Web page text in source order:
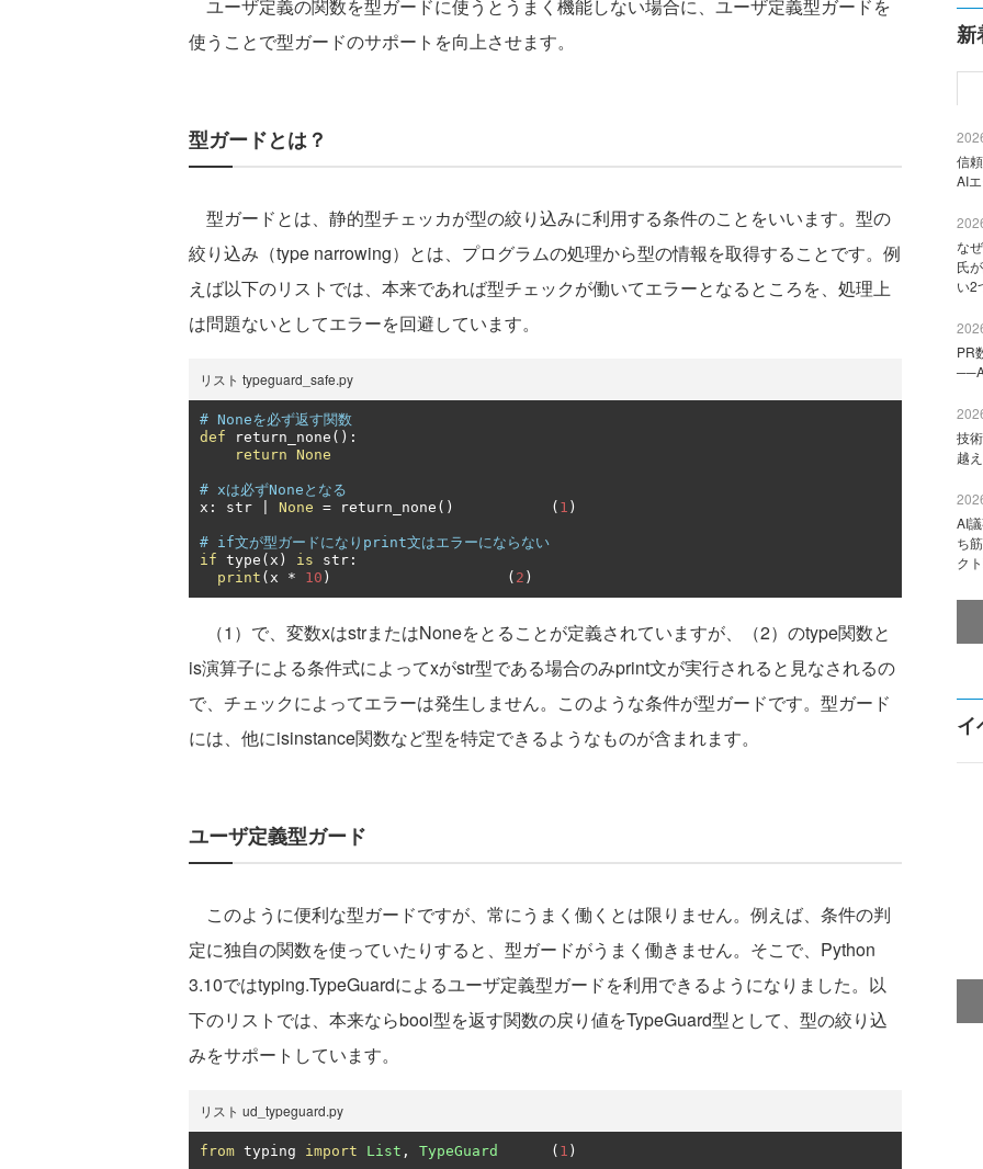
ユーザ定義の関数を型ガードに使うとうまく機能しない場合に、ユーザ定義型ガードを
使うことで型ガードのサポートを向上させます。
型ガードとは？
型ガードとは、静的型チェッカが型の絞り込みに利用する条件のことをいいます。型の
絞り込み（type narrowing）とは、プログラムの処理から型の情報を取得することです。例
えば以下のリストでは、本来であれば型チェックが働いてエラーとなるところを、処理上
は問題ないとしてエラーを回避しています。
リスト typeguard_safe.py
# Noneを必ず返す関数
def return_none ():
return
None
# xは必ずNoneとなる
x : str None = return_none () ( 1 )
# if文が型ガードになりprint文はエラーにならない
if type ( x ) is str :
print ( x * 10 ) ( 2 )
（1）で、変数xはstrまたはNoneをとることが定義されていますが、（2）のtype関数と
is演算子による条件式によってxがstr型である場合のみprint文が実行されると見なされるの
で、チェックによってエラーは発生しません。このような条件が型ガードです。型ガード
には、他にisinstance関数など型を特定できるようなものが含まれます。
ユーザ定義型ガード
このように便利な型ガードですが、常にうまく働くとは限りません。例えば、条件の判
定に独自の関数を使っていたりすると、型ガードがうまく働きません。そこで、Python
3.10ではtyping.TypeGuardによるユーザ定義型ガードを利用できるようになりました。以
下のリストでは、本来ならbool型を返す関数の戻り値をTypeGuard型として、型の絞り込
みをサポートしています。
リスト ud_typeguard.py
from typing import List , TypeGuard ( 1 )
新
信
AI
な
氏
い2
PR
技
越
AI
ち
ク
イ